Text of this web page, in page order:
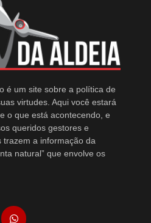
é um site sobre a política de
virtudes. Aqui você estará
o que está acontecendo, e
queridos gestores e
trazem a informação da
natural” que envolve os